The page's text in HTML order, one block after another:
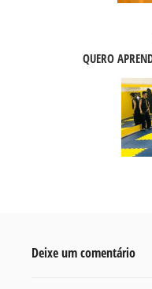
QUERO
Deixe um comentário